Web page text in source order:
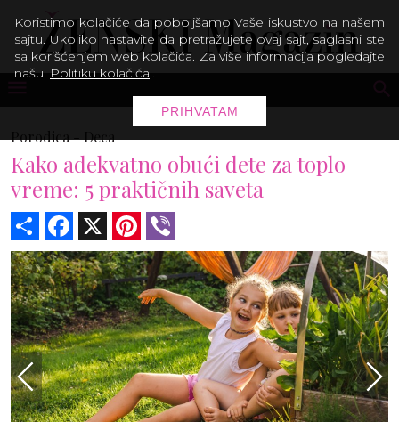
Porodica -Deca
Kako adekvatno obući dete za toplo
vreme: 5 praktičnih saveta
Share Facebook Pinterest
Koristimo kolačiće da poboljšamo Vaše iskustvo na našem
sajtu. Ukoliko nastavite da pretražujete ovaj sajt, saglasni ste
sa korišćenjem web kolačića. Za više informacija pogledajte
našu Politiku kolačića .
PRIHVATAM